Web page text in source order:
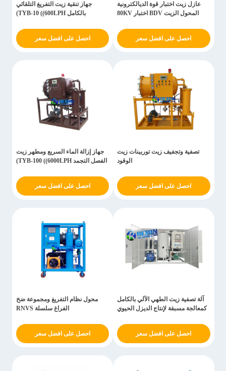
عازل زيت اختبار قوة الديالكترونية
المحول الزيت BDV اختبار 80KV
احصل على افضل سعر
جهاز تنقية زيت التفريغ التلقائي
بالكامل TYB-10 ((600LPH)
احصل على افضل سعر
تصفية وتجفيف زيت توربينات زيت
الوقود
احصل على افضل سعر
جهاز إزالة الماء السريع ومطهر زيت
الفصل التجمد TYB-100 ((6000LPH)
احصل على افضل سعر
آلة تصفية زيت الطهي الآلي بالكامل
كمعالجة مسبقة لإنتاج الديزل الحيوي
احصل على افضل سعر
محول نظام التفريغ ومجموعة ضخ
الفراغ سلسلة RNVS
احصل على افضل سعر